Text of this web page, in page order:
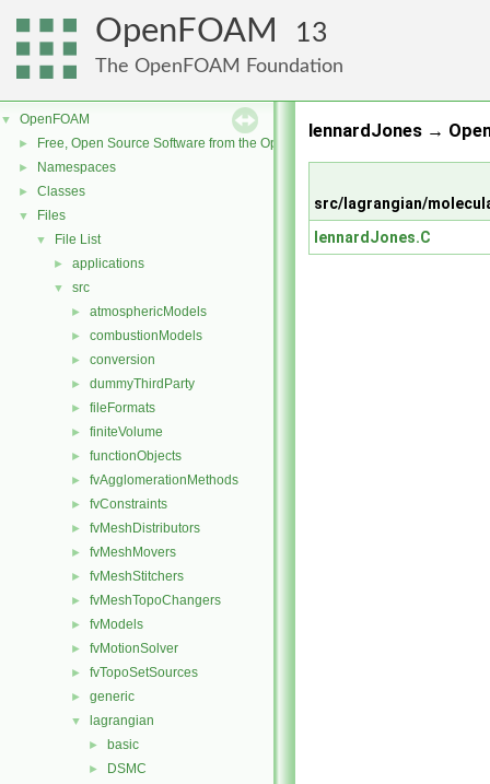
OpenFOAM 13
The OpenFOAM Foundation
▼ OpenFOAM
► Free, Open Source Software from the OpenFOAM Foundation
► Namespaces
► Classes
▼ Files
▼ File List
► applications
▼ src
► atmosphericModels
► combustionModels
► conversion
► dummyThirdParty
► fileFormats
► finiteVolume
► functionObjects
► fvAgglomerationMethods
► fvConstraints
► fvMeshDistributors
► fvMeshMovers
► fvMeshStitchers
► fvMeshTopoChangers
► fvModels
► fvMotionSolver
► fvTopoSetSources
► generic
▼ lagrangian
► basic
► DSMC
lennardJones →
src/lagrangian/
lennardJones.C